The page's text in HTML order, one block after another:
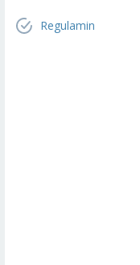
Regulamin